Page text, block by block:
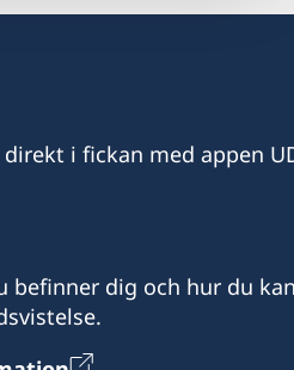
i fickan med appen
befinner dig och hur du kan